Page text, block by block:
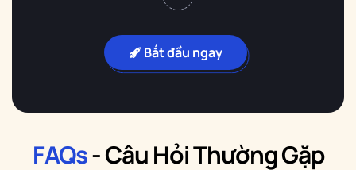
Bắt đầu ngay
FAQs- Câu Hỏi Thường Gặp